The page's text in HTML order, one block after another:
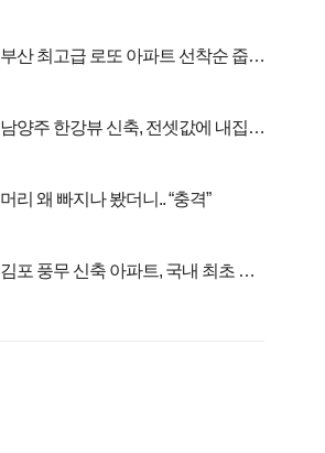
부산 최고급 로또 아파트 선착순 줍줍
남양주 한강뷰 신축, 전셋값에 내집마
머리 왜 빠지나 봤더니.. “충격”
김포 풍무 신축 아파트, 국내 최초 반